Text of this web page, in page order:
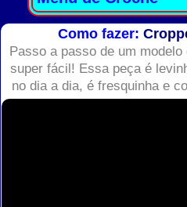
Como fazer:
Passo a passo de um
super fácil! Essa peça é
no dia a dia, é fresquinha e